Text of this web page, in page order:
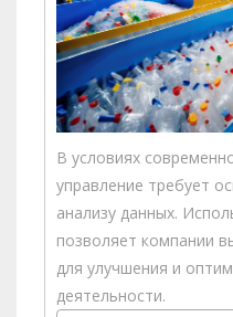
В условиях
управление требует
анализу данных.
позволяет компании
для улучшения и
деятельности.